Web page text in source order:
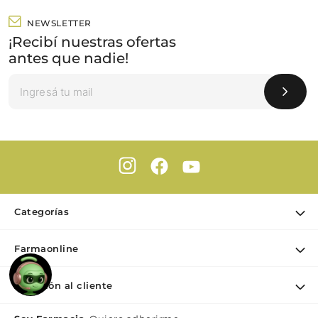
NEWSLETTER
¡Recibí nuestras ofertas
antes que nadie!
Categorías
Cuidado Personal
Dermocosmética
Farmaonline
Nuestra empresa
Puntos de retiro
Atención al cliente
Contacto